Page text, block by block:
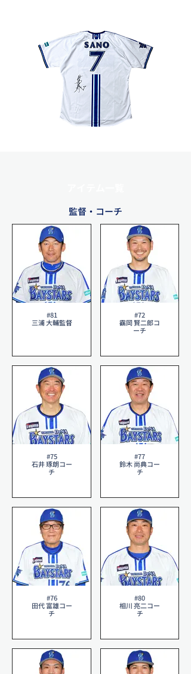
監督・コーチ
#81
三浦 大輔監督
#72
靍岡 賢二郎コ
ーチ
#75
石井 琢朗コー
チ
#77
鈴木 尚典コー
チ
#76
田代 富雄コー
チ
#80
相川 亮二コー
チ